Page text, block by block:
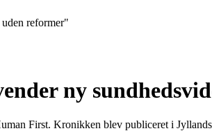
reformer"
ny
First. Kronikken blev publiceret i